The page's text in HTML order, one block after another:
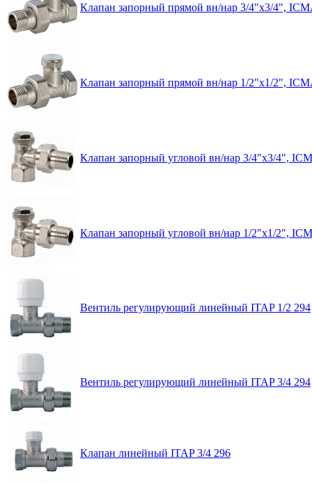
Клапан запорный прямой вн/нар 3/4"x3/4",
Клапан запорный прямой вн/нар 1/2"x1/2",
Клапан запорный угловой вн/нар 3/4"x3/4",
Клапан запорный угловой вн/нар 1/2"x1/2",
Вентиль регулирующий линейный ITAP 1/2 294
Вентиль регулирующий линейный ITAP 3/4 294
Клапан линейный ITAP 3/4 296